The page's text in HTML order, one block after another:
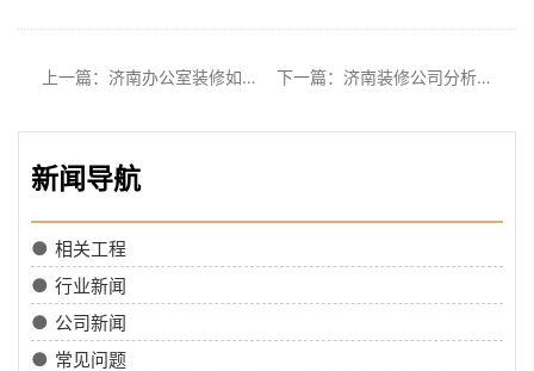
上一篇：济南办公室装修如何塑造空间整体感 下一篇：济南装修公司分析客厅和卧室的装修技巧
新闻导航
● 相关工程
● 行业新闻
● 公司新闻
● 常见问题